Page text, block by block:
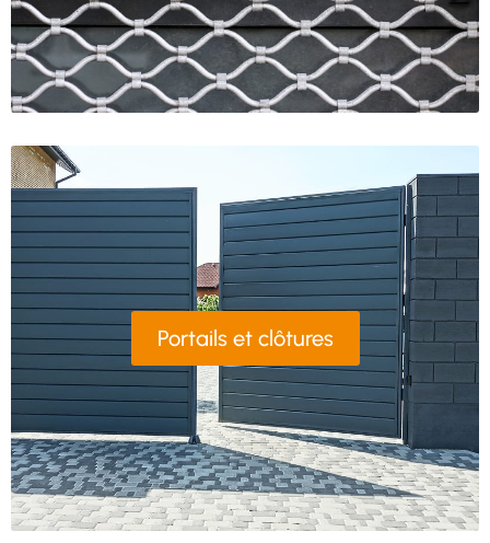
Portails et clôtures